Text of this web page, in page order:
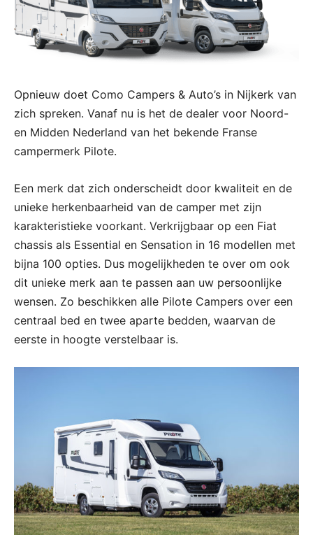
Opnieuw doet Como Campers & Auto’s in Nijkerk van
zich spreken. Vanaf nu is het de dealer voor Noord-
en Midden Nederland van het bekende Franse
campermerk Pilote.
Een merk dat zich onderscheidt door kwaliteit en de
unieke herkenbaarheid van de camper met zijn
karakteristieke voorkant. Verkrijgbaar op een Fiat
chassis als Essential en Sensation in 16 modellen met
bijna 100 opties. Dus mogelijkheden te over om ook
dit unieke merk aan te passen aan uw persoonlijke
wensen. Zo beschikken alle Pilote Campers over een
centraal bed en twee aparte bedden, waarvan de
eerste in hoogte verstelbaar is.